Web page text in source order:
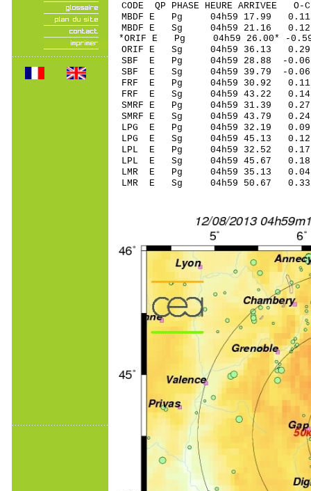
CODE QP PHASE HEURE
MBDF E Pg 04h59 17.99
MBDF E Sg 04h59
*ORIF E Pg 04h59 26.00* -
ORIF E Sg 04h59 36.13
SBF E Pg 04h59 28.88 -
SBF E Sg 04h59 39.79 -
FRF E Pg 04h59 30.92 0.11
FRF E Sg 04h59 43.22
SMRF E Pg 04h59 31.39 0.27
SMRF E Sg 04h59 43.79
LPG E Pg 04h59 32.19
LPG E Sg 04h59 45.13
LPL E Pg 04h59 32.52
LPL E Sg 04h59 45.67
LMR E Pg 04h59 35.13 0.04
LMR E Sg 04h59 50.67